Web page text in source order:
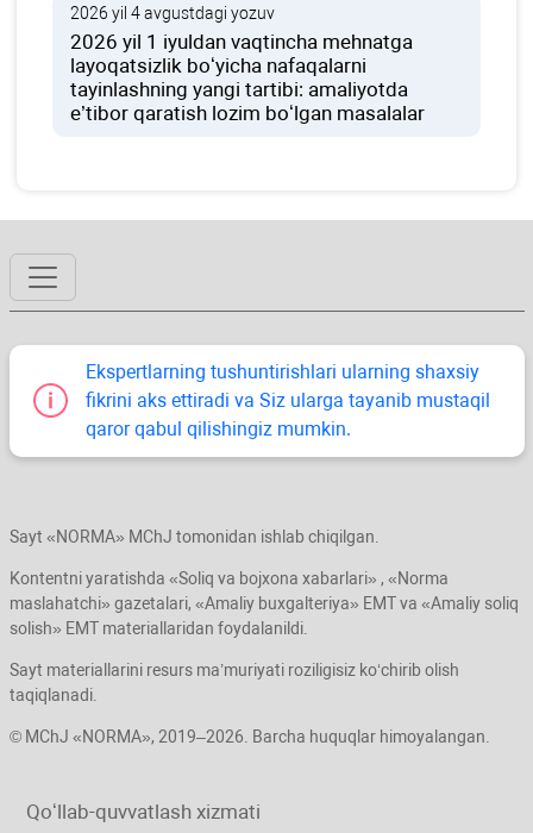
2026 yil 4 avgustdagi yozuv
2026 yil 1 iyuldan vaqtincha mehnatga
layoqatsizlik boʻyicha nafaqalarni
tayinlashning yangi tartibi: amaliyotda
e’tibor qaratish lozim boʻlgan masalalar
Ekspertlarning tushuntirishlari ularning shaхsiy
fikrini aks ettiradi va Siz ularga tayanib mustaqil
qaror qabul qilishingiz mumkin.
Sayt «NORMA» MChJ tomonidan ishlab chiqilgan.
Kontentni yaratishda «Soliq va bojхona хabarlari» , «Norma
maslahatchi» gazetalari, «Amaliy buхgalteriya» EMT va «Amaliy soliq
solish» EMT materiallaridan foydalanildi.
Sayt materiallarini resurs ma’muriyati roziligisiz koʻchirib olish
taqiqlanadi.
© MChJ «NORMA», 2019–2026. Barcha huquqlar himoyalangan.
Qoʻllab-quvvatlash хizmati